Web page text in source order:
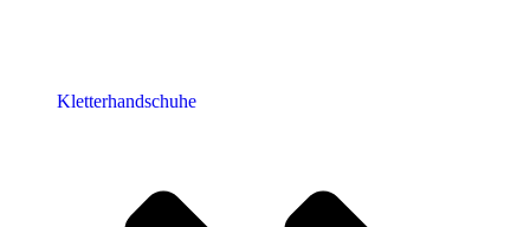
Kletterhandschuhe